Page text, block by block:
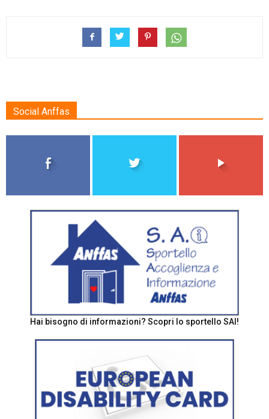
Social Anffas
Hai bisogno di informazioni? Scopri lo sportello SAI!